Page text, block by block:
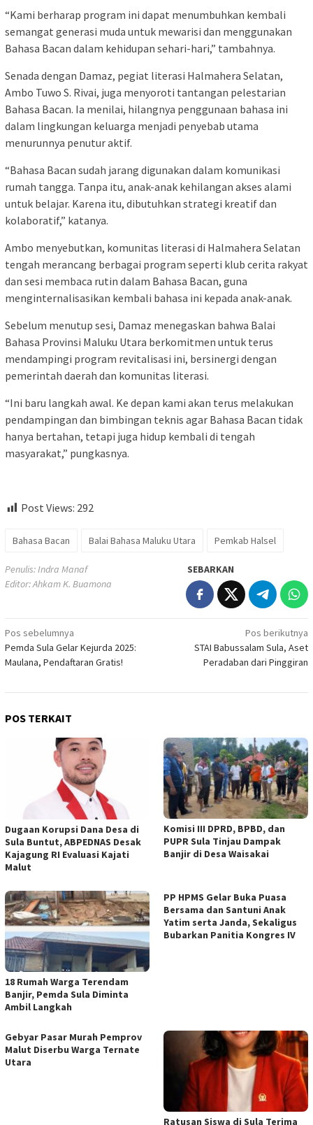
“Kami berharap program ini dapat menumbuhkan kembali
semangat generasi muda untuk mewarisi dan menggunakan
Bahasa Bacan dalam kehidupan sehari-hari,” tambahnya.
Senada dengan Damaz, pegiat literasi Halmahera Selatan,
Ambo Tuwo S. Rivai, juga menyoroti tantangan pelestarian
Bahasa Bacan. Ia menilai, hilangnya penggunaan bahasa ini
dalam lingkungan keluarga menjadi penyebab utama
menurunnya penutur aktif.
“Bahasa Bacan sudah jarang digunakan dalam komunikasi
rumah tangga. Tanpa itu, anak-anak kehilangan akses alami
untuk belajar. Karena itu, dibutuhkan strategi kreatif dan
kolaboratif,” katanya.
Ambo menyebutkan, komunitas literasi di Halmahera Selatan
tengah merancang berbagai program seperti klub cerita rakyat
dan sesi membaca rutin dalam Bahasa Bacan, guna
menginternalisasikan kembali bahasa ini kepada anak-anak.
Sebelum menutup sesi, Damaz menegaskan bahwa Balai
Bahasa Provinsi Maluku Utara berkomitmen untuk terus
mendampingi program revitalisasi ini, bersinergi dengan
pemerintah daerah dan komunitas literasi.
“Ini baru langkah awal. Ke depan kami akan terus melakukan
pendampingan dan bimbingan teknis agar Bahasa Bacan tidak
hanya bertahan, tetapi juga hidup kembali di tengah
masyarakat,” pungkasnya.
Post Views: 292
Bahasa Bacan Balai Bahasa Maluku Utara Pemkab Halsel
Penulis: Indra Manaf
Editor: Ahkam K. Buamona
SEBARKAN
Navigasi
pos
Pos sebelumnya
Pemda Sula Gelar Kejurda 2025:
Maulana, Pendaftaran Gratis!
Pos berikutnya
STAI Babussalam Sula, Aset
Peradaban dari Pinggiran
POS TERKAIT
Dugaan Korupsi Dana Desa di
Sula Buntut, ABPEDNAS Desak
Kajagung RI Evaluasi Kajati
Malut
Komisi III DPRD, BPBD, dan
PUPR Sula Tinjau Dampak
Banjir di Desa Waisakai
18 Rumah Warga Terendam
Banjir, Pemda Sula Diminta
Ambil Langkah
PP HPMS Gelar Buka Puasa
Bersama dan Santuni Anak
Yatim serta Janda, Sekaligus
Bubarkan Panitia Kongres IV
Gebyar Pasar Murah Pemprov
Malut Diserbu Warga Ternate
Utara
Ratusan Siswa di Sula Terima